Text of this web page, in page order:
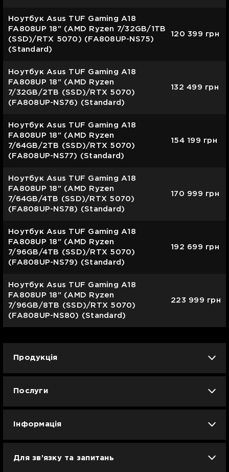
Ноутбук Asus TUF Gaming A18
FA808UP 18" (AMD Ryzen 7/32GB/1TB
(SSD)/RTX 5070) (FA808UP-NS75)
(Standard)
120 399 грн
Ноутбук Asus TUF Gaming A18
FA808UP 18" (AMD Ryzen
7/32GB/2TB (SSD)/RTX 5070)
(FA808UP-NS76) (Standard)
132 499 грн
Ноутбук Asus TUF Gaming A18
FA808UP 18" (AMD Ryzen
7/64GB/2TB (SSD)/RTX 5070)
(FA808UP-NS77) (Standard)
154 199 грн
Ноутбук Asus TUF Gaming A18
FA808UP 18" (AMD Ryzen
7/64GB/4TB (SSD)/RTX 5070)
(FA808UP-NS78) (Standard)
170 999 грн
Ноутбук Asus TUF Gaming A18
FA808UP 18" (AMD Ryzen
7/96GB/4TB (SSD)/RTX 5070)
(FA808UP-NS79) (Standard)
192 699 грн
Ноутбук Asus TUF Gaming A18
FA808UP 18" (AMD Ryzen
7/96GB/8TB (SSD)/RTX 5070)
(FA808UP-NS80) (Standard)
223 999 грн
Продукція
Apple б/у
Смартфони Смарт-годинники
Послуги
Інформація
Для зв’язку та запитань